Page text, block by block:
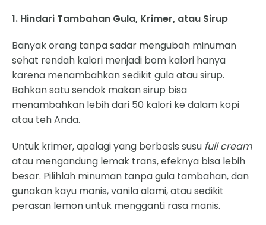
1. Hindari Tambahan Gula, Krimer, atau Sirup
Banyak orang tanpa sadar mengubah minuman
sehat rendah kalori menjadi bom kalori hanya
karena menambahkan sedikit gula atau sirup.
Bahkan satu sendok makan sirup bisa
menambahkan lebih dari 50 kalori ke dalam kopi
atau teh Anda.
Untuk krimer, apalagi yang berbasis susu full cream
atau mengandung lemak trans, efeknya bisa lebih
besar. Pilihlah minuman tanpa gula tambahan, dan
gunakan kayu manis, vanila alami, atau sedikit
perasan lemon untuk mengganti rasa manis.